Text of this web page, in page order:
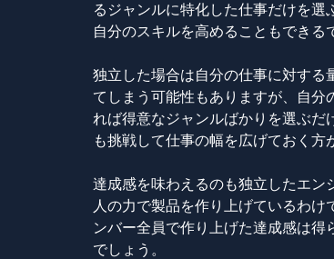
るジャンルに特化した仕事だけを
自分のスキルを高めることもできる
独立した場合は自分の仕事に対する
てしまう可能性もありますが、自分
れば得意なジャンルばかりを選ぶだ
も挑戦して仕事の幅を広げておく方
達成感を味わえるのも独立したエン
人の力で製品を作り上げているわ
ンバー全員で作り上げた達成感は
でしょう。